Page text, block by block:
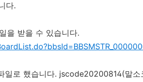
다.
을 받을 수 있습니다.
일로 했습니다. jscode20200814(말